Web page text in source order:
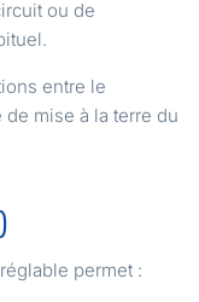
ou de
entre le
mise à la terre du
permet :